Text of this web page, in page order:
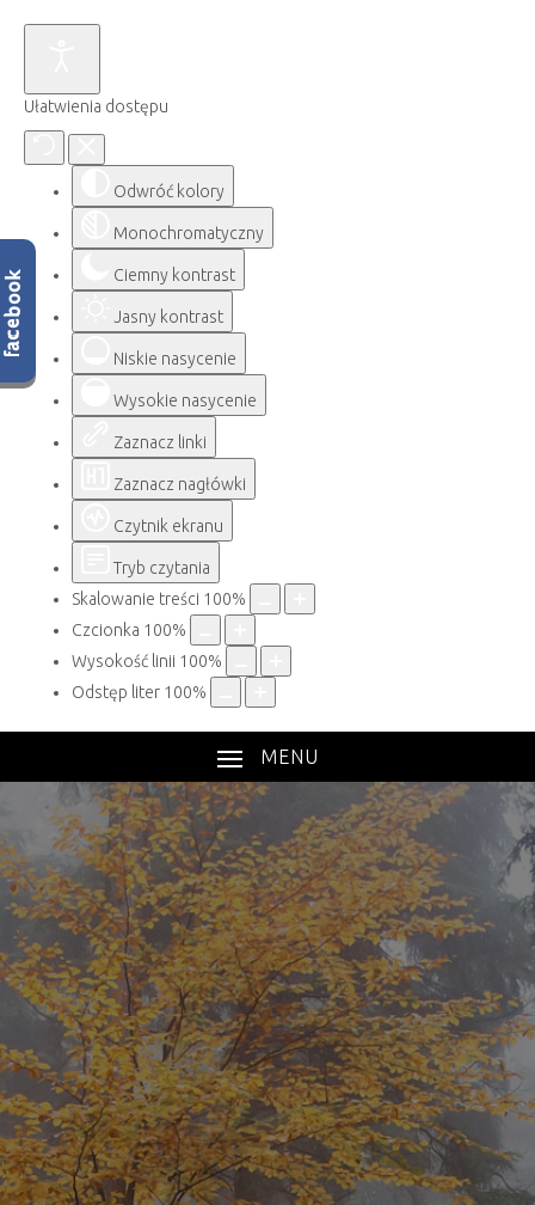
Ułatwienia dostępu
Odwróć kolory
Monochromatyczny
Ciemny kontrast
Jasny kontrast
Niskie nasycenie
Wysokie nasycenie
Zaznacz linki
Zaznacz nagłówki
Czytnik ekranu
Tryb czytania
Skalowanie treści 100%
Czcionka 100%
Wysokość linii 100%
Odstęp liter 100%
MENU